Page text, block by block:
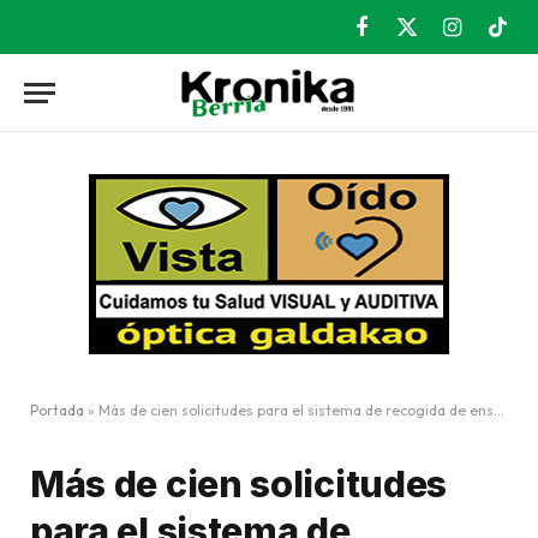
Facebook
X
Instagram
Portada » Más de cien solicitudes para el sistema de recogida de enseres
Más de cien solicitudes